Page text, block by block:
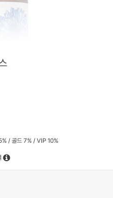
/ 골드 7% / VIP 10%